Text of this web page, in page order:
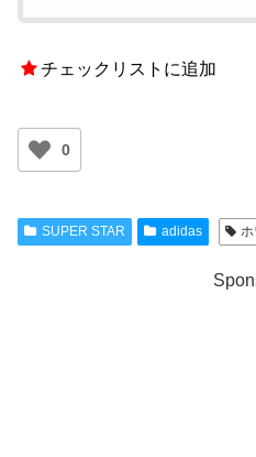
チェックリストに追加
0
SUPER STAR adidas ホ